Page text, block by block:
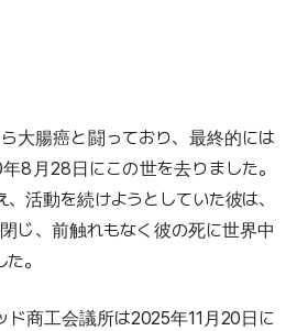
大腸癌と闘っており、最終的には
8月28日にこの世を去りました。
活動を続けようとしていた彼は、
じ、前触れもなく彼の死に世界中
。
ド商工会議所は2025年11月20日に